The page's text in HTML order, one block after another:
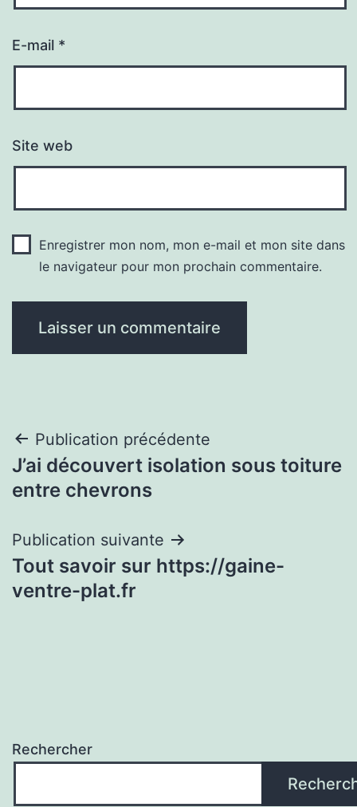
E-mail *
Site web
Enregistrer mon nom, mon e-mail et mon site dans
le navigateur pour mon prochain commentaire.
Navigation
de
Publication précédente
J’ai découvert isolation sous toiture
entre chevrons
Publication suivante
Tout savoir sur https://gaine-
ventre-plat.fr
Rechercher